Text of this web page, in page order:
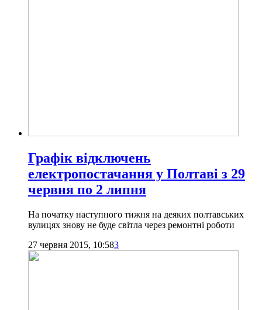
Графік відключень
електропостачання у Полтаві з 29
червня по 2 липня
На початку наступного тижня на деяких полтавських
вулицях знову не буде світла через ремонтні роботи
27 червня 2015, 10:583